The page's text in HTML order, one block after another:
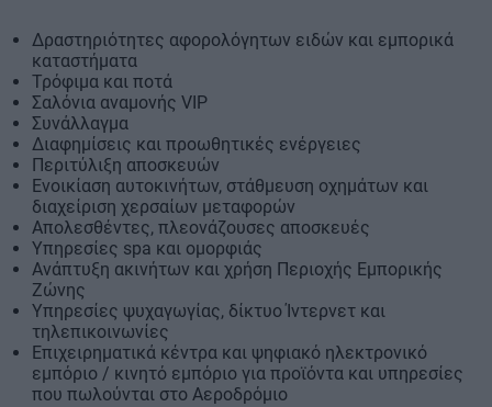
Δραστηριότητες αφορολόγητων ειδών και εμπορικά
καταστήματα
Τρόφιμα και ποτά
Σαλόνια αναμονής VIP
Συνάλλαγμα
Διαφημίσεις και προωθητικές ενέργειες
Περιτύλιξη αποσκευών
Ενοικίαση αυτοκινήτων, στάθμευση οχημάτων και
διαχείριση χερσαίων μεταφορών
Απολεσθέντες, πλεονάζουσες αποσκευές
Υπηρεσίες spa και ομορφιάς
Ανάπτυξη ακινήτων και χρήση Περιοχής Εμπορικής
Ζώνης
Υπηρεσίες ψυχαγωγίας, δίκτυο Ίντερνετ και
τηλεπικοινωνίες
Επιχειρηματικά κέντρα και ψηφιακό ηλεκτρονικό
εμπόριο / κινητό εμπόριο για προϊόντα και υπηρεσίες
που πωλούνται στο Αεροδρόμιο